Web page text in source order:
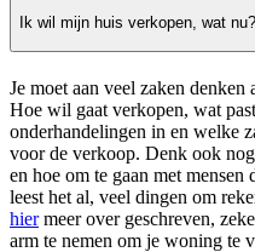
Ik wil mijn huis verkopen, wat nu?
Je moet aan veel zaken
Hoe wil gaat verkopen, wat
onderhandelingen in en welke
voor de verkoop. Denk ook
en hoe om te gaan met
leest het al, veel dingen om
hiermeer over geschreven,
arm te nemen om je woning te